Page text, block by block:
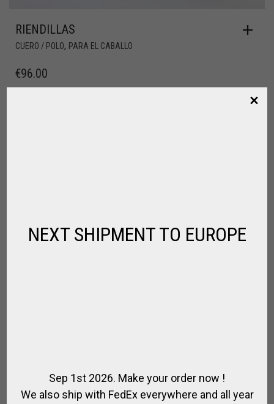
RIENDILLAS
CUERO / POLO, PARA EL CABALLO
€96.00
NEXT SHIPMENT TO EUROPE
Sep 1st 2026. Make your order now !
We also ship with FedEx everywhere and all year